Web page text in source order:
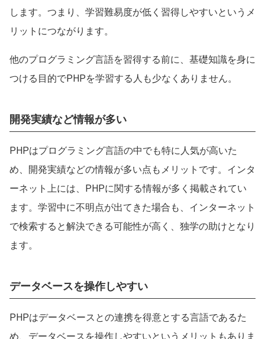
します。つまり、学習難易度が低く習得しやすいというメ
リットにつながります。
他のプログラミング言語を習得する前に、基礎知識を身に
つける目的でPHPを学習する人も少なくありません。
開発実績など情報が多い
PHPはプログラミング言語の中でも特に人気が高いた
め、開発実績などの情報が多い点もメリットです。インタ
ーネット上には、PHPに関する情報が多く掲載されてい
ます。学習中に不明点が出てきた場合も、インターネット
で検索すると解決できる可能性が高く、独学の助けとなり
ます。
データベースを操作しやすい
PHPはデータベースとの連携を得意とする言語であるた
め、データベースを操作しやすいというメリットもありま